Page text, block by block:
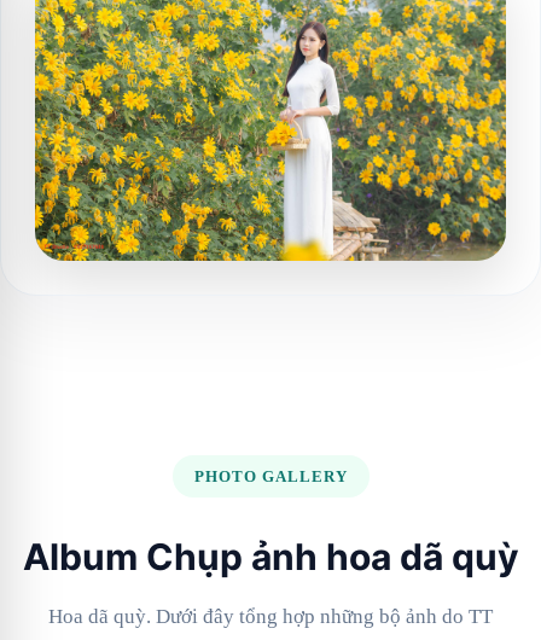
PHOTO GALLERY
Album Chụp ảnh hoa dã quỳ
Hoa dã quỳ. Dưới đây tổng hợp những bộ ảnh do TT